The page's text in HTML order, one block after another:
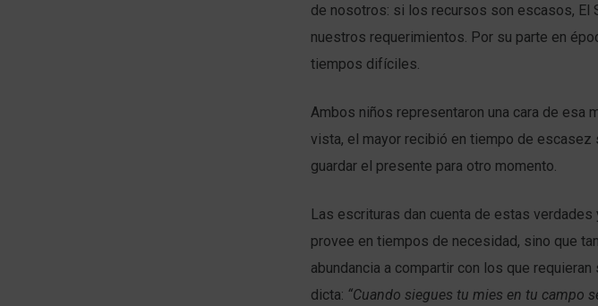
de nosotros: si los recursos son escasos, El
nuestros requerimientos. Por su parte en
tiempos difíciles.
Ambos niños representaron una cara de esa
vista, el mayor recibió en tiempo de escasez
guardar el presente para otro momento.
Las escrituras dan cuenta de estas
provee en tiempos de necesidad, sino que
abundancia a compartir con los que
dicta: “Cuando siegues tu mies en tu campo